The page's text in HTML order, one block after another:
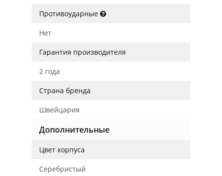
Противоударные
Нет
Гарантия производителя
2 года
Страна бренда
Швейцария
Дополнительные
Цвет корпуса
Серебристый